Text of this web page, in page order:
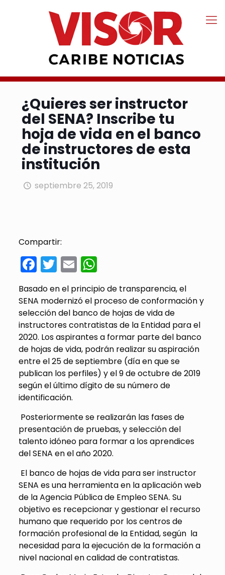
¿Quieres ser instructor
del SENA? Inscribe tu
hoja de vida en el banco
de instructores de esta
institución
septiembre 25, 2019
Compartir:
Facebook
Twitter
EmailWhatsApp
Basado en el principio de transparencia, el
SENA modernizó el proceso de conformación y
selección del banco de hojas de vida de
instructores contratistas de la Entidad para el
2020. Los aspirantes a formar parte del banco
de hojas de vida, podrán realizar su aspiración
entre el 25 de septiembre (día en que se
publican los perfiles) y el 9 de octubre de 2019
según el último dígito de su número de
identificación.
Posteriormente se realizarán las fases de
presentación de pruebas, y selección del
talento idóneo para formar a los aprendices
del SENA en el año 2020.
El banco de hojas de vida para ser instructor
SENA es una herramienta en la aplicación web
de la Agencia Pública de Empleo SENA. Su
objetivo es recepcionar y gestionar el recurso
humano que requerido por los centros de
formación profesional de la Entidad, según la
necesidad para la ejecución de la formación a
nivel nacional en calidad de contratistas.